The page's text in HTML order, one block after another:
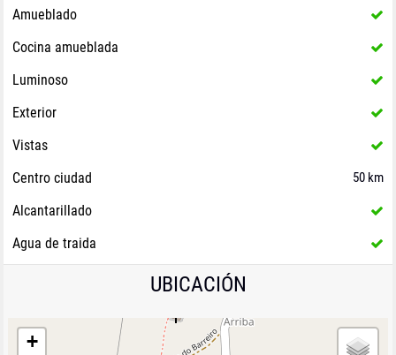
Amueblado
Cocina amueblada
Luminoso
Exterior
Vistas
Centro ciudad
50 km
Alcantarillado
Agua de traida
UBICACIÓN
+